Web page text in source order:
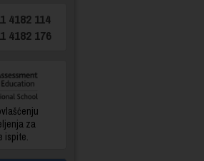
4182 114
4182 176
za
ispite.